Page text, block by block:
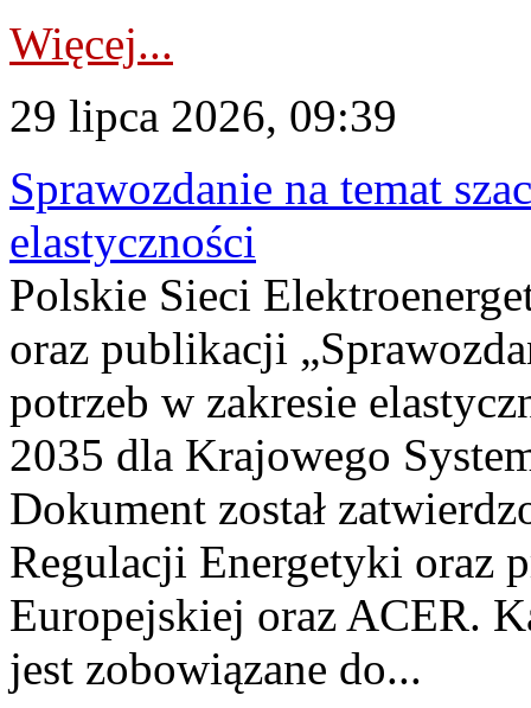
Więcej...
29 lipca 2026, 09:39
Sprawozdanie na temat
elastyczności
Polskie Sieci
oraz publikacji
potrzeb w zakresie
2035 dla Krajowego
Dokument został
Regulacji Energetyki oraz
Europejskiej oraz ACER.
jest zobowiązane do...